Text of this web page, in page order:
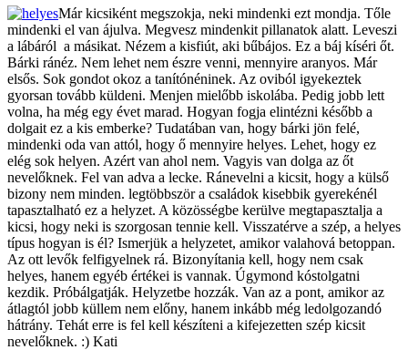
Már kicsiként megszokja, neki mindenki ezt mondja. Tőle
mindenki el van ájulva. Megvesz mindenkit pillanatok alatt. Leveszi
a lábáról a másikat. Nézem a kisfiút, aki bűbájos. Ez a báj kíséri őt.
Bárki ránéz. Nem lehet nem észre venni, mennyire aranyos. Már
elsős. Sok gondot okoz a tanítónéninek. Az oviból igyekeztek
gyorsan tovább küldeni. Menjen mielőbb iskolába. Pedig jobb lett
volna, ha még egy évet marad. Hogyan fogja elintézni később a
dolgait ez a kis emberke? Tudatában van, hogy bárki jön felé,
mindenki oda van attól, hogy ő mennyire helyes. Lehet, hogy ez
elég sok helyen. Azért van ahol nem. Vagyis van dolga az őt
nevelőknek. Fel van adva a lecke. Ránevelni a kicsit, hogy a külső
bizony nem minden. legtöbbször a családok kisebbik gyerekénél
tapasztalható ez a helyzet. A közösségbe kerülve megtapasztalja a
kicsi, hogy neki is szorgosan tennie kell. Visszatérve a szép, a helyes
típus hogyan is él? Ismerjük a helyzetet, amikor valahová betoppan.
Az ott levők felfigyelnek rá. Bizonyítania kell, hogy nem csak
helyes, hanem egyéb értékei is vannak. Úgymond kóstolgatni
kezdik. Próbálgatják. Helyzetbe hozzák. Van az a pont, amikor az
átlagtól jobb küllem nem előny, hanem inkább még ledolgozandó
hátrány. Tehát erre is fel kell készíteni a kifejezetten szép kicsit
nevelőknek. :) Kati